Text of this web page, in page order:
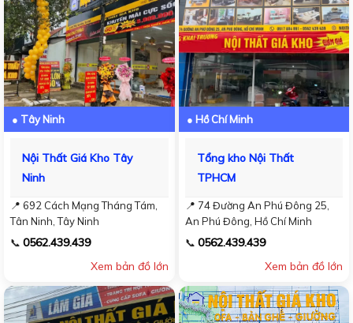
● Tây Ninh
Nội Thất Giá Kho Tây
Ninh
📍 692 Cách Mạng Tháng Tám,
Tân Ninh, Tây Ninh
📞 0562.439.439
Xem bản đồ lớn
● Hồ Chí Minh
Tổng kho Nội Thất
TPHCM
📍 74 Đường An Phú Đông 25,
An Phú Đông, Hồ Chí Minh
📞 0562.439.439
Xem bản đồ lớn